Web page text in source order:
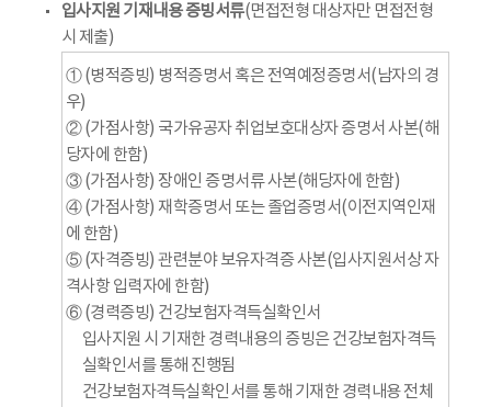
입사지원 기재내용 증빙서류(면접전형 대상자만 면접전형
시 제출)
① (병적증빙) 병적증명서 혹은 전역예정증명서(남자의 경
우)
② (가점사항) 국가유공자 취업보호대상자 증명서 사본(해
당자에 한함)
③ (가점사항) 장애인 증명서류 사본(해당자에 한함)
④ (가점사항) 재학증명서 또는 졸업증명서(이전지역인재
에 한함)
⑤ (자격증빙) 관련분야 보유자격증 사본(입사지원서상 자
격사항 입력자에 한함)
⑥ (경력증빙) 건강보험자격득실확인서
입사지원 시 기재한 경력내용의 증빙은 건강보험자격득
실확인서를 통해 진행됨
건강보험자격득실확인서를 통해 기재한 경력내용 전체